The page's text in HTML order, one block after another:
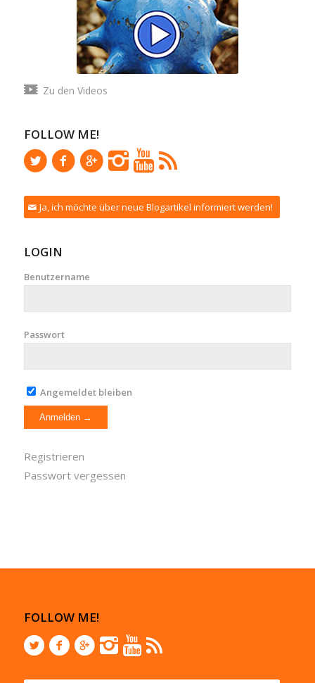
Zu den Videos
FOLLOW ME!
Ja, ich möchte über neue Blogartikel informiert werden!
LOGIN
Benutzername
Passwort
Angemeldet bleiben
Registrieren
Passwort vergessen
FOLLOW ME!